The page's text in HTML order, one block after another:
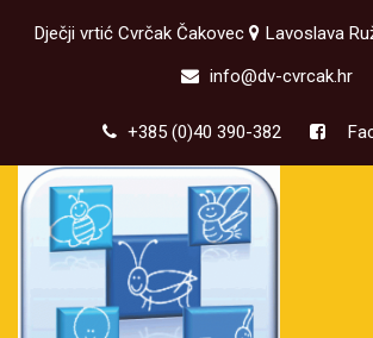
Dječji vrtić Cvrčak Čakovec
Lavoslava
info@dv-cvrcak.hr
+385 (0)40 390-382